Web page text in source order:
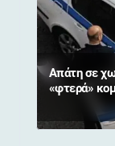
Απάτη σε
«φτερά»